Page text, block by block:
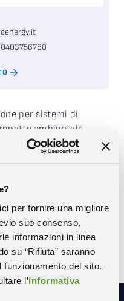
per fornire una migliore
suo consenso,
informazioni in linea
su “Rifiuta” saranno
del sito.
l’informativa
per sistemi di
ambientale
di recupero,